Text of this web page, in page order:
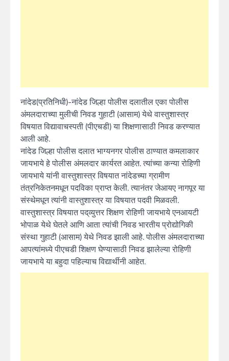
नांदेड(प्रतिनिधी)-नांदेड जिल्हा पोलीस दलातील एका पोलीस
अंमलदाराच्या मुलीची निवड गुहाटी (आसाम) येथे वास्तुशास्त्र
विषयात विद्यावाचस्पती (पीएचडी) या शिक्षणासाठी निवड करण्यात
आली आहे.
नांदेड जिल्हा पोलीस दलात भाग्यनगर पोलीस ठाण्यात कमलाकार
जायभाये हे पोलीस अंमलदार कार्यरत आहेत. त्यांच्या कन्या रोहिणी
जायभाये यांनी वास्तुशास्त्र विषयात नांदेडच्या ग्रामीण
तंत्रनिकेतनमधून पदविका प्राप्त केली. त्यानंतर जेआयए नागपूर या
संस्थेमधून त्यांनी वास्तुशास्त्र या विषयात पदवी मिळवली.
वास्तुशास्त्र विषयात पद्‌व्युत्तर शिक्षण रोहिणी जायभाये एनआयटी
भोपाळ येथे घेतले आणि आता त्यांची निवड भारतीय प्रोद्योगिकी
संस्था गुहाटी (आसाम) येथे निवड झाली आहे. पोलीस अंमलदाराच्या
आपत्यांमध्ये पीएचडी शिक्षण घेण्यासाठी निवड झालेल्या रोहिणी
जायभाये या बहुदा पहिल्याच विद्यार्थीनी आहेत.